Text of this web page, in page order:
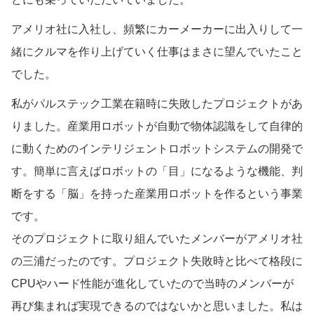
アメリオ社に入社し、頻繁にカーメーカーに出入りして一
緒にクルマを作り上げていく仕事はまさに望んでいたこと
でした。
私がパルステック工業在籍時に失敗したプロジェクトがあ
りました。産業用ロボットが自動で物体認識をして自律的
に動くためのインテリジェントロボットシステムの開発で
す。簡単に言えばロボットの「目」になるような機能、判
断をする「脳」を持った産業用ロボットを作るという事業
です。
そのプロジェクトに取り組んでいたメンバーがアメリオ社
の三浦だったのです。プロジェクト失敗時と比べて格段に
CPUやハード性能が進化していたので当時のメンバーが
再び集まれば実現できるのではないかと思いました。私は